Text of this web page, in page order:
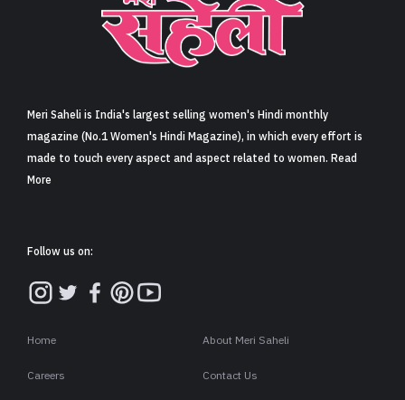
Meri Saheli is India's largest selling women's Hindi monthly
magazine (No.1 Women's Hindi Magazine), in which every effort is
made to touch every aspect and aspect related to women. Read
More
Follow us on:
Home About Meri Saheli
Careers Contact Us